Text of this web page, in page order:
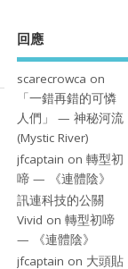
回應
scarecrowca on
「一錯再錯的可憐
人們」 — 神秘河流
(Mystic River)
jfcaptain on 轉型初
啼 — 《連體陰》
訊連科技的公關
Vivid on 轉型初啼
— 《連體陰》
jfcaptain on 大頭貼